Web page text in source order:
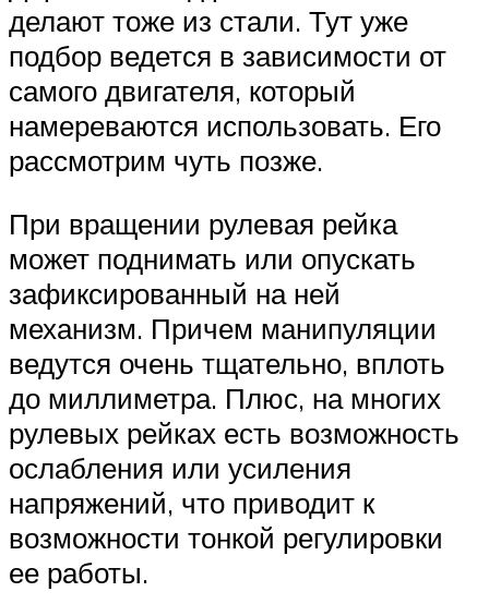
делают тоже из стали. Тут уже
подбор ведется в зависимости от
самого двигателя, который
намереваются использовать. Его
рассмотрим чуть позже.
При вращении рулевая рейка
может поднимать или опускать
зафиксированный на ней
механизм. Причем манипуляции
ведутся очень тщательно, вплоть
до миллиметра. Плюс, на многих
рулевых рейках есть возможность
ослабления или усиления
напряжений, что приводит к
возможности тонкой регулировки
ее работы.